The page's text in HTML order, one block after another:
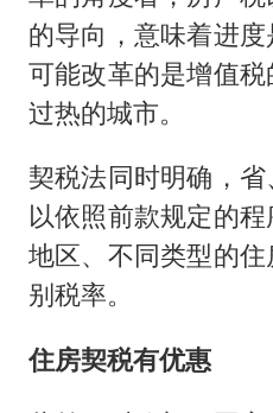
的导向，意味着进
可能改革的是增值
过热的城市。
契税法同时明确，
以依照前款规定的
地区、不同类型的
别税率。
住房契税有优惠